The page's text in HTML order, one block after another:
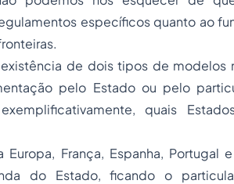
específicos quanto ao
de dois tipos de modelos
pelo Estado ou pelo
quais
Europa, França, Espanha, Portugal
do Estado, ficando o